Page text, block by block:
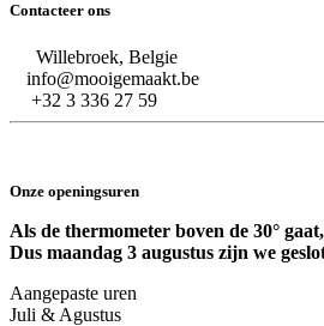
Contacteer ons
Willebroek, Belgie
info@mooigemaakt.be
+32 3 336 27 59
Onze openingsuren
Als de thermometer boven de 30°
Dus maandag 3 augustus zijn we
Aangepaste uren
Juli & Agustus